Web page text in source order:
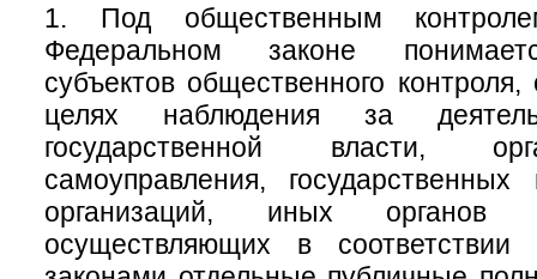
1. Под общественным
Федеральном законе
субъектов общественного
целях наблюдения за
государственной власти,
самоуправления,
организаций, иных органов
осуществляющих в